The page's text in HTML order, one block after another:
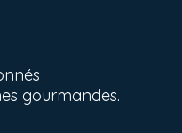
gourmandes.